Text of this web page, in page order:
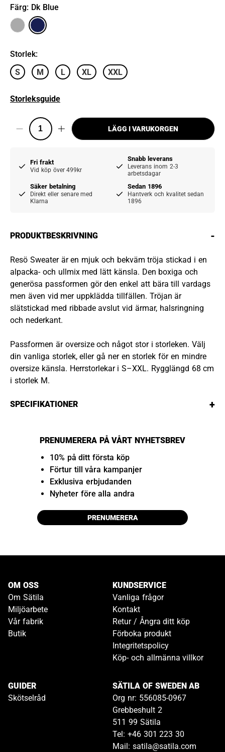
Färg: Dk Blue
Storlek:
S
M L XL XXL
Storleksguide
LÄGG I VARUKORGEN
Fri frakt
Vid köp över 499kr
Snabb leverans
Leverans inom 2-3
arbetsdagar
Säker betalning
Direkt eller senare med
Klarna
Sedan 1896
Hantverk och kvalitet sedan
1896
PRODUKTBESKRIVNING -
Resö Sweater är en mjuk och bekväm tröja stickad i en
alpacka- och ullmix med lätt känsla. Den boxiga och
generösa passformen gör den enkel att bära till vardags
men även vid mer uppklädda tillfällen. Tröjan är
slätstickad med ribbade avslut vid ärmar, halsringning
och nederkant.
Passformen är oversize och något stor i storleken. Välj
din vanliga storlek, eller gå ner en storlek för en mindre
oversize känsla. Herrstorlekar i S–XXL. Rygglängd 68 cm
i storlek M.
SPECIFIKATIONER +
PRENUMERERA PÅ VÅRT NYHETSBREV
10% på ditt första köp
Förtur till våra kampanjer
Exklusiva erbjudanden
Nyheter före alla andra
PRENUMERERA
OM OSS
Om Sätila
Miljöarbete
Vår fabrik
Butik
KUNDSERVICE
Vanliga frågor
Kontakt
Retur / Ångra ditt köp
Förboka produkt
Integritetspolicy
Köp- och allmänna villkor
GUIDER
Skötselråd
SÄTILA OF SWEDEN AB
Org nr: 556085-0967
Grebbeshult 2
511 99 Sätila
Tel: +46 301 223 30
Mail: satila@satila.com